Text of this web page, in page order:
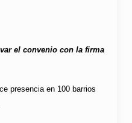
el convenio con la firma
presencia en 100 barrios